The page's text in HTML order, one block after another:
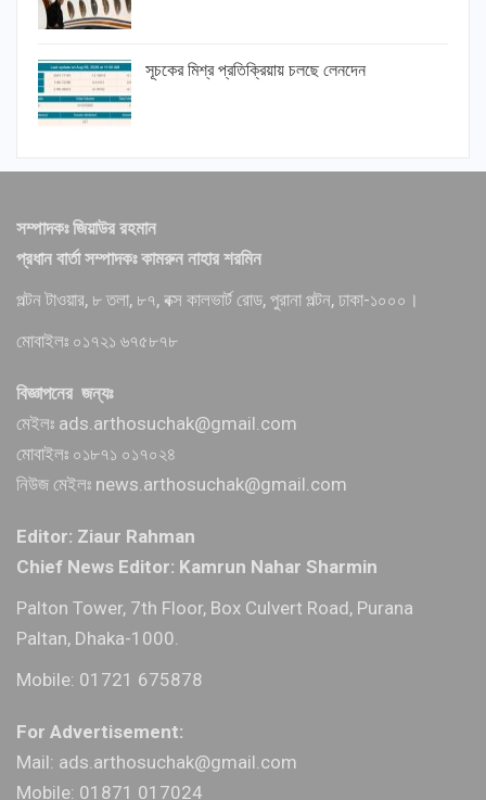
সূচকের মিশ্র প্রতিক্রিয়ায় চলছে লেনদেন
সম্পাদকঃ জিয়াউর রহমান
প্রধান বার্তা সম্পাদকঃ কামরুন নাহার শরমিন
পল্টন টাওয়ার, ৮ তলা, ৮৭, বক্স কালভার্ট রোড, পুরানা পল্টন, ঢাকা-১০০০।
মোবাইলঃ ০১৭২১ ৬৭৫৮৭৮
বিজ্ঞাপনের জন্যঃ
মেইলঃ ads.arthosuchak@gmail.com
মোবাইলঃ ০১৮৭১ ০১৭০২৪
নিউজ মেইলঃ news.arthosuchak@gmail.com
Editor: Ziaur Rahman
Chief News Editor: Kamrun Nahar Sharmin
Palton Tower, 7th Floor, Box Culvert Road, Purana
Paltan, Dhaka-1000.
Mobile: 01721 675878
For Advertisement:
Mail: ads.arthosuchak@gmail.com
Mobile: 01871 017024